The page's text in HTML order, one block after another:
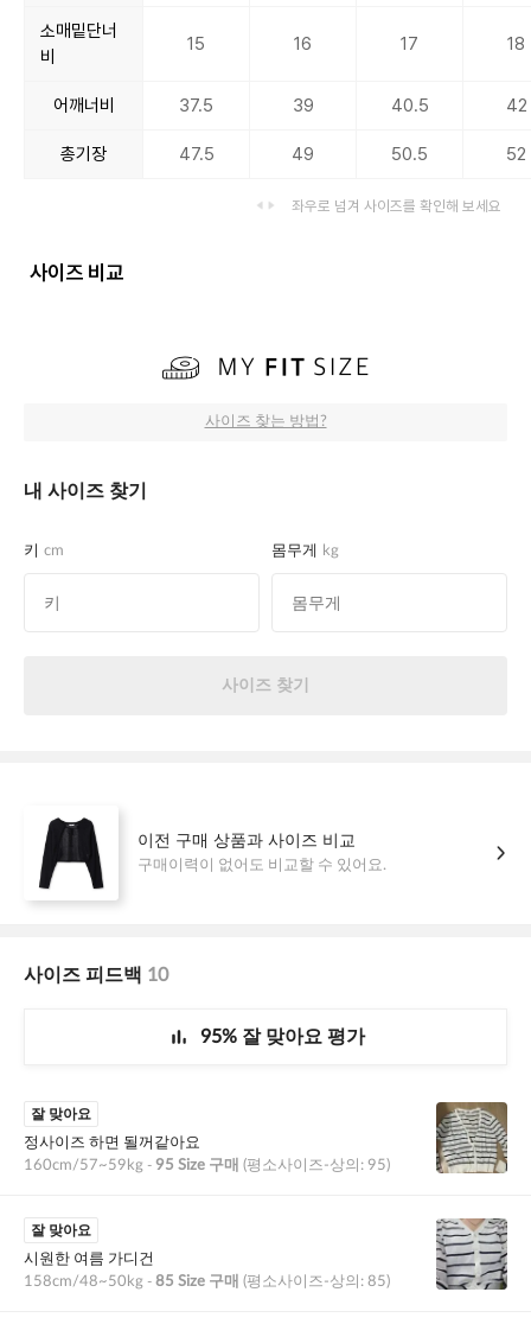
소매밑단너
비
15 16 17 18
어깨너비 37.5 39 40.5 42
총기장 47.5 49 50.5 52
좌우로 넘겨 사이즈를 확인해 보세요
사이즈 비교